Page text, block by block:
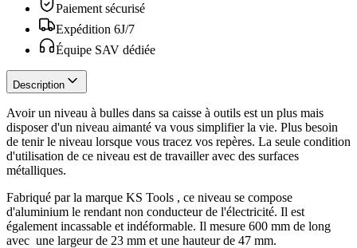
Paiement sécurisé
Expédition 6J/7
Équipe SAV dédiée
Description
Avoir un niveau à bulles dans sa caisse à outils est un plus mais
disposer d'un niveau aimanté va vous simplifier la vie. Plus besoin
de tenir le niveau lorsque vous tracez vos repères. La seule condition
d'utilisation de ce niveau est de travailler avec des surfaces
métalliques.
Fabriqué par la marque KS Tools , ce niveau se compose
d'aluminium le rendant non conducteur de l'électricité. Il est
également incassable et indéformable. Il mesure 600 mm de long
avec une largeur de 23 mm et une hauteur de 47 mm.